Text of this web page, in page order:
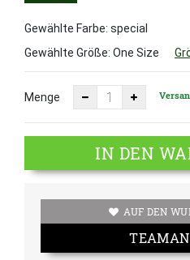
Gewählte Farbe: special
Gewählte Größe: One Size
Menge
IN DEN
AUF DEN